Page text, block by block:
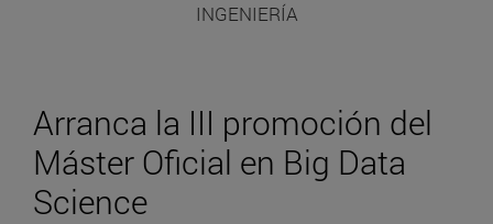
INGENIERÍA
Arranca la III promoción del
Máster Oficial en Big Data
Science